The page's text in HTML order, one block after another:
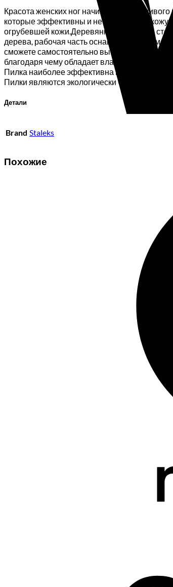
Красота женских ног начинается с
которые эффективны и не травмируют кожу.
огрубевшей кожи.Деревянная тёрка для
дерева, рабочая часть оснащена четырьмя
сможете самостоятельно выбирать
благодаря чему обладает
Пилка наиболее эффективна в процессе
Пилки являются экологически чистыми и
Детали
Brand Staleks
Похожие